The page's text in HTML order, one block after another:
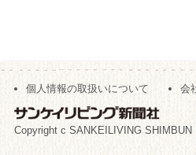
個人情報の取扱いについて 会
Copyright c SANKEILIVING